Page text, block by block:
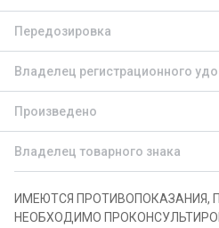
Передозировка
Владелец регистрационного
Произведено
Владелец товарного знака
ИМЕЮТСЯ ПРОТИВОПОКАЗАНИЯ,
НЕОБХОДИМО